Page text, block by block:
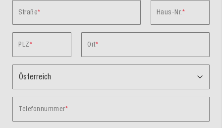
Straße Haus-Nr.
PLZ Ort
Telefonnummer